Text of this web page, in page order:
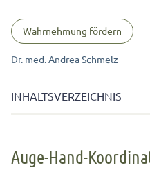
Wahrnehmung fördern
Dr. med. Andrea Schmelz
INHALTSVERZEICHNIS
Kugelbecher: erst
Auge-Hand-